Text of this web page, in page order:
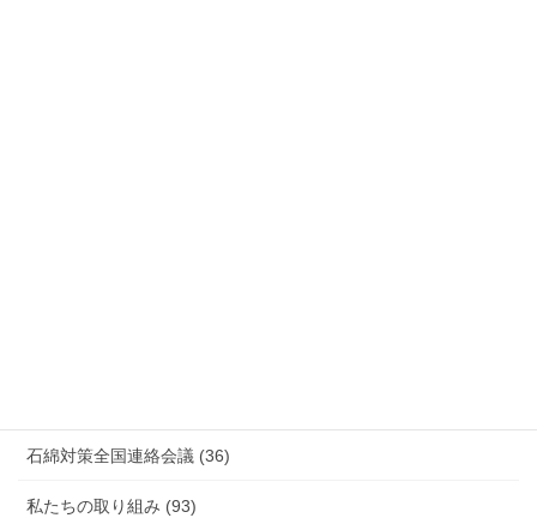
石綿対策全国連絡会議 (36)
私たちの取り組み (93)